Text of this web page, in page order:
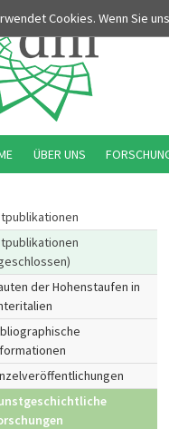
Cookies. Wenn Sie
der Hohenstaufen in
ÜBER UNS